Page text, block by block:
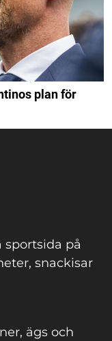
plan för
sportsida på
snackisar
ägs och